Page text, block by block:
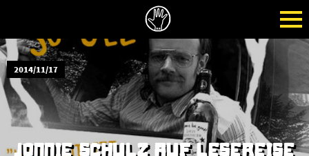
2014/11/17
JONNIE SCHULZ AUF LESEREISE